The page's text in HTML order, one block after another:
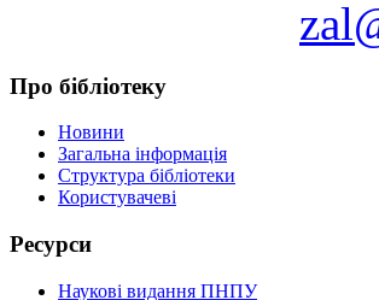
Про бібліотеку
Новини
Загальна інформація
Структура бібліотеки
Користувачеві
Ресурси
Наукові видання ПНПУ